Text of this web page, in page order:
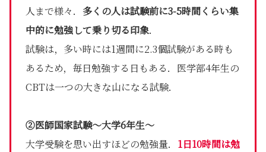
人まで様々． 多くの人は試験前に3-5時間くらい集
中的に勉強して乗り切る印象．
試験は，多い時には1週間に2.3個試験がある時も
あるため，毎日勉強する日もある．医学部4年生の
CBTは一つの大きな山になる試験．
②医師国家試験～大学6年生～
大学受験を思い出すほどの勉強量． 1日10時間は勉